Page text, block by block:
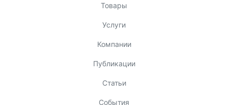
Товары
Услуги
Компании
Публикации
Статьи
События